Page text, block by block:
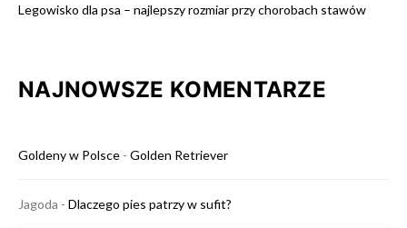
Legowisko dla psa – najlepszy rozmiar przy chorobach stawów
NAJNOWSZE KOMENTARZE
Goldeny w Polsce - Golden Retriever
Jagoda - Dlaczego pies patrzy w sufit?